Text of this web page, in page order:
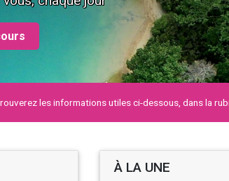
utiles ci-dessous, dans la rubrique "à la
À LA UNE